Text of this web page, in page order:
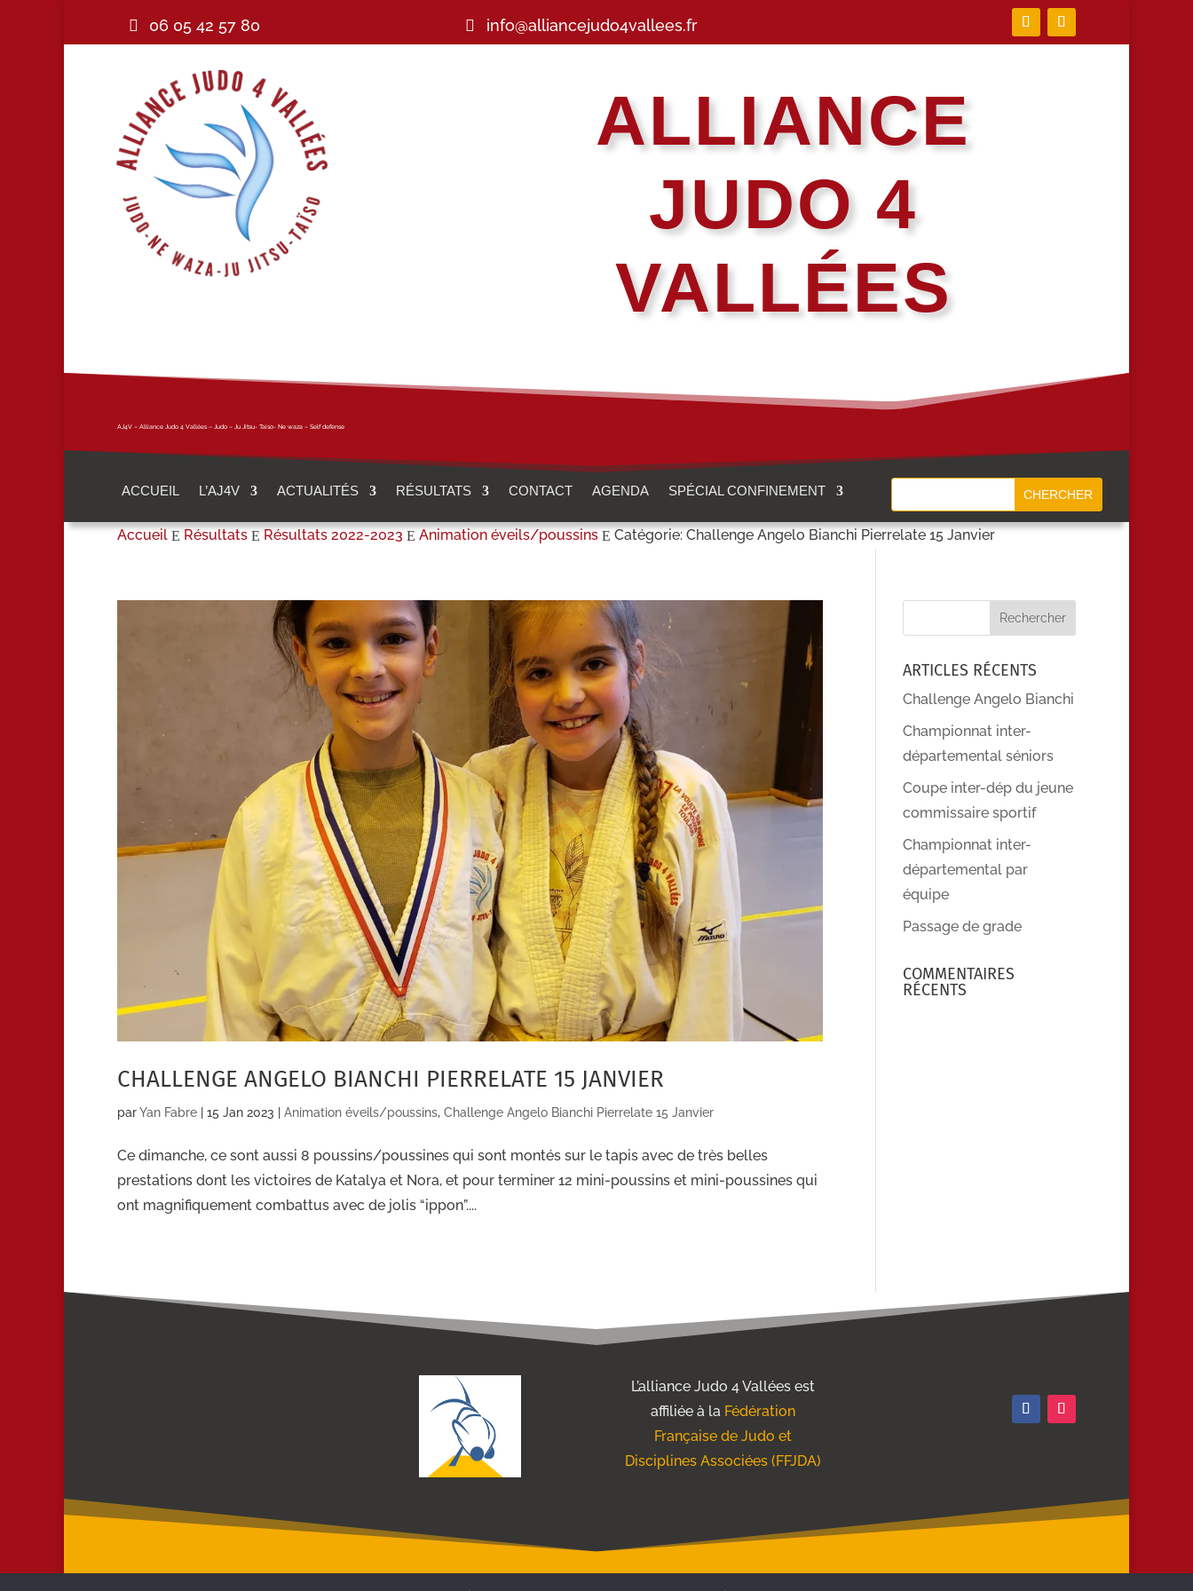
06 05 42 57 80 info@alliancejudo4vallees.fr
ALLIANCE
JUDO 4
VALLÉES
AJ4V – Alliance Judo 4 Vallées – Judo – Ju Jitsu- Taiso- Ne waza – Self defense
ACCUEIL L’AJ4V ACTUALITÉS RÉSULTATS CONTACT AGENDA SPÉCIAL CONFINEMENT
Accueil E Résultats E Résultats 2022-2023 E Animation éveils/poussins E Catégorie: Challenge Angelo Bianchi Pierrelate 15 Janvier
CHALLENGE ANGELO BIANCHI PIERRELATE 15 JANVIER
parYan Fabre 15 Jan 2023 Animation éveils/poussins, Challenge Angelo Bianchi Pierrelate 15 Janvier
Ce dimanche, ce sont aussi 8 poussins/poussines qui sont montés sur le tapis avec de très belles
prestations dont les victoires de Katalya et Nora, et pour terminer 12 mini-poussins et mini-poussines qui
ont magnifiquement combattus avec de jolis “ippon”....
ARTICLES RÉCENTS
Challenge Angelo Bianchi
Championnat inter-
départemental séniors
Coupe inter-dép du jeune
commissaire sportif
Championnat inter-
départemental par
équipe
Passage de grade
COMMENTAIRES
RÉCENTS
L’alliance Judo 4 Vallées est
affiliée à la Fédération
Française de Judo et
Disciplines Associées (FFJDA)
MENTIONS LÉGALES